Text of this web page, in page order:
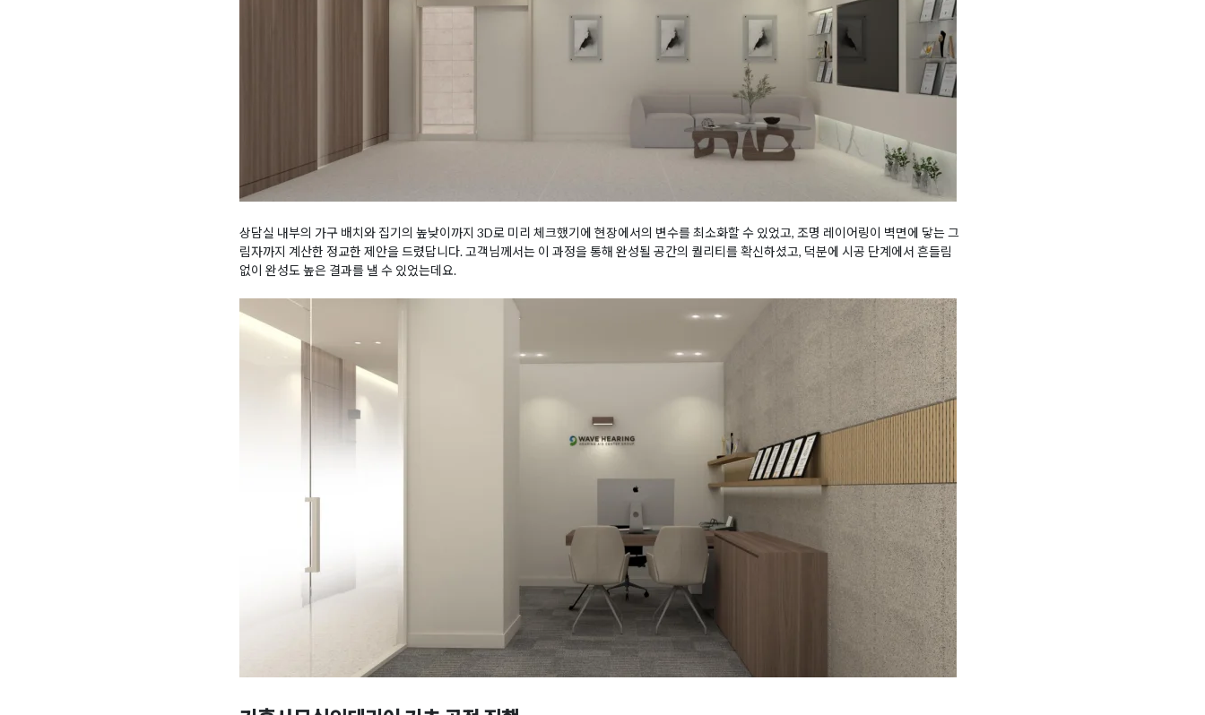
상담실 내부의 가구 배치와 집기의 높낮이까지 3D로 미리 체크했기에 현장에서의 변수를 최소화할 수 있었고, 조명 레이어링이 벽면에 닿는 그
림자까지 계산한 정교한 제안을 드렸답니다. 고객님께서는 이 과정을 통해 완성될 공간의 퀄리티를 확신하셨고, 덕분에 시공 단계에서 흔들림
없이 완성도 높은 결과를 낼 수 있었는데요.